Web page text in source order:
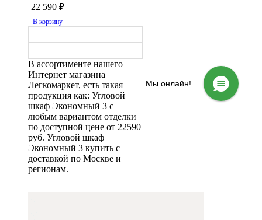
22 590 ₽
В корзину
В ассортименте нашего
Интернет магазина
Легкомаркет, есть такая
продукция как: Угловой
шкаф Экономный 3 с
любым вариантом отделки
по доступной цене от 22590
руб. Угловой шкаф
Экономный 3 купить с
доставкой по Москве и
регионам.
Мы онлайн!